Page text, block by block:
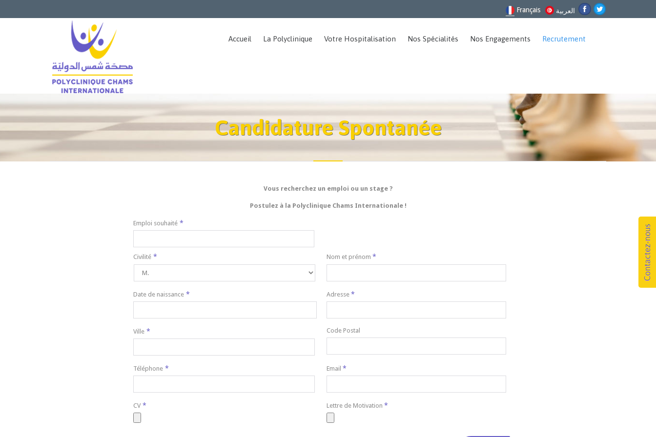
Français العربية  
Accueil La Polyclinique Votre Hospitalisation Nos Spécialités Nos Engagements Recrutement
Candidature Spontanée
Vous recherchez un emploi ou un stage ?
Postulez à la Polyclinique Chams Internationale !
Emploi souhaité *
Civilité * Nom et prénom *
Date de naissance * Adresse *
Ville * Code Postal
Téléphone * Email *
CV * Lettre de Motivation *